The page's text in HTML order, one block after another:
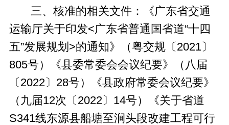
三、核准的相关文件：《广东省交通
运输厅关于印发<广东省普通国省道“十四
五”发展规划>的通知》（粤交规〔2021〕
805号）《县委常委会会议纪要》（八届
〔2022〕28号）《县政府常委会议纪要》
（九届12次〔2022〕14号）《关于省道
S341线东源县船塘至涧头段改建工程可行